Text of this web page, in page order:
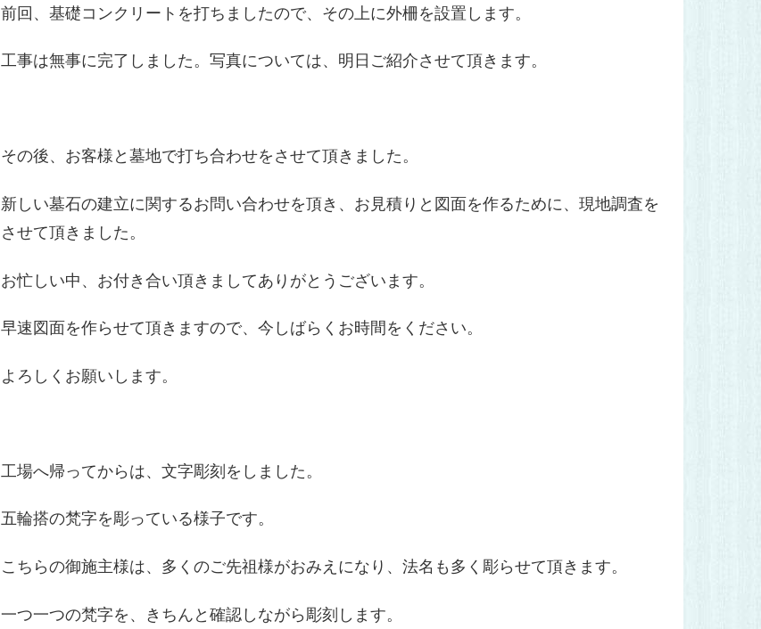
前回、基礎コンクリートを打ちましたので、その上に外柵を設置します。
工事は無事に完了しました。写真については、明日ご紹介させて頂きます。
その後、お客様と墓地で打ち合わせをさせて頂きました。
新しい墓石の建立に関するお問い合わせを頂き、お見積りと図面を作るために、現地調査を
させて頂きました。
お忙しい中、お付き合い頂きましてありがとうございます。
早速図面を作らせて頂きますので、今しばらくお時間をください。
よろしくお願いします。
工場へ帰ってからは、文字彫刻をしました。
五輪搭の梵字を彫っている様子です。
こちらの御施主様は、多くのご先祖様がおみえになり、法名も多く彫らせて頂きます。
一つ一つの梵字を、きちんと確認しながら彫刻します。